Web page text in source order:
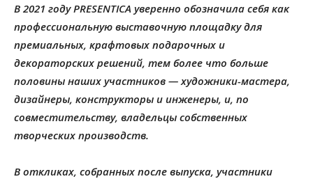
В 2021 году PRESENTICA уверенно обозначила себя как
профессиональную выставочную площадку для
премиальных, крафтовых подарочных и
декораторских решений, тем более что больше
половины наших участников — художники-мастера,
дизайнеры, конструкторы и инженеры, и, по
совместительству, владельцы собственных
творческих производств.
В откликах, собранных после выпуска, участники